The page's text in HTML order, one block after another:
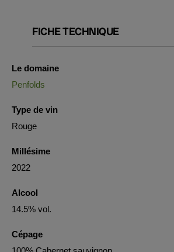
FICHE TECHNIQUE
Le domaine
Penfolds
Type de vin
Rouge
Millésime
2022
Alcool
14.5% vol.
Cépage